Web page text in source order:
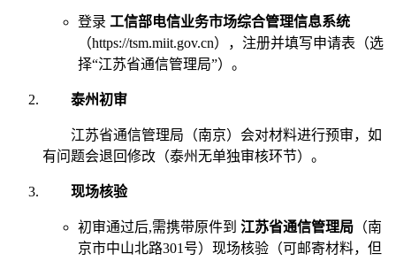
登录 工信部电信业务市场综合管理信息系统
（https://tsm.miit.gov.cn），注册并填写申请表（选
择“江苏省通信管理局”）。
泰州初审
江苏省通信管理局（南京）会对材料进行预审，如
有问题会退回修改（泰州无单独审核环节）。
现场核验
初审通过后,需携带原件到 江苏省通信管理局 （南
京市中山北路301号）现场核验（可邮寄材料，但